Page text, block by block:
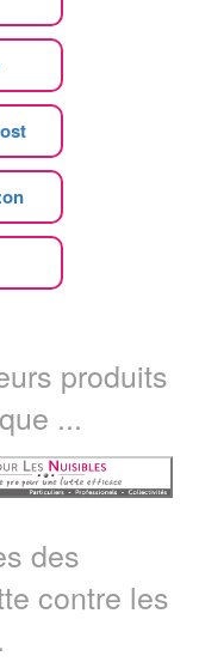
produits
...
des
contre les